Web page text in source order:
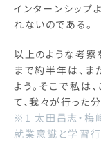
インターンシッ
れないのである。
以上のような考察
まで約半年は、
よう。そこで私は
て、我々が行った
※1 太田昌志・梅
就業意識と学習